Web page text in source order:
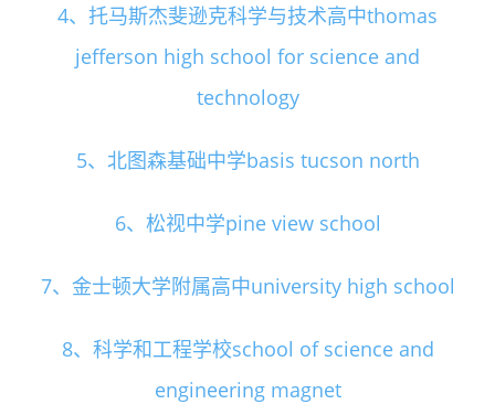
4、托马斯杰斐逊克科学与技术高中thomas
jefferson high school for science and
technology
5、北图森基础中学basis tucson north
6、松视中学pine view school
7、金士顿大学附属高中university high school
8、科学和工程学校school of science and
engineering magnet